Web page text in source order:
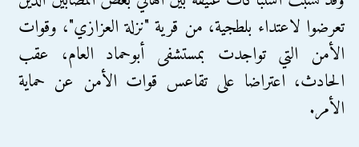
تعرضوا لاعتداء بلطجية، من قرية "نزلة العزازي"، وقوات
الأمن التي تواجدت بمستشفى أبوحماد العام، عقب
الحادث، اعتراضا على تقاعس قوات الأمن عن حماية
الأمر.